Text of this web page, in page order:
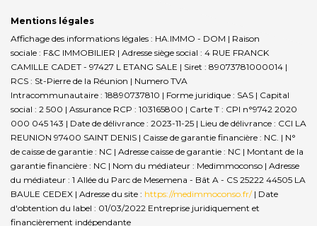
Mentions légales
Affichage des informations légales : HA.IMMO - DOM | Raison
sociale : F&C IMMOBILIER | Adresse siège social : 4 RUE FRANCK
CAMILLE CADET - 97427 L ETANG SALE | Siret : 89073781000014 |
RCS : St-Pierre de la Réunion | Numero TVA
Intracommunautaire : 18890737810 | Forme juridique : SAS | Capital
social : 2 500 | Assurance RCP : 103165800 | Carte T : CPI n°9742 2020
000 045 143 | Date de délivrance : 2023-11-25 | Lieu de délivrance : CCI LA
REUNION 97400 SAINT DENIS | Caisse de garantie financière : NC. | N°
de caisse de garantie : NC | Adresse caisse de garantie : NC | Montant de la
garantie financière : NC | Nom du médiateur : Medimmoconso | Adresse
du médiateur : 1 Allée du Parc de Mesemena - Bât A - CS 25222 44505 LA
BAULE CEDEX | Adresse du site : https://medimmoconso.fr/| Date
d'obtention du label : 01/03/2022 Entreprise juridiquement et
financièrement indépendante